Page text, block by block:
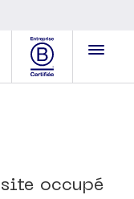
occupé